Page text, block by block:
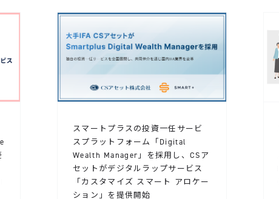
スマートプラスの投資一任サービ
スプラットフォーム「Digital
Wealth Manager」を採用し、CSア
セットがデジタルラップサービス
「カスタマイズ スマート アロケー
ション」を提供開始